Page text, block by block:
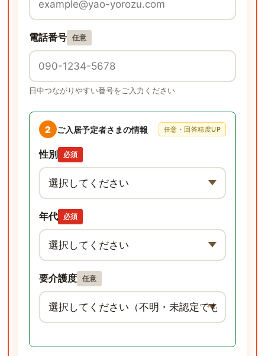
電話番号 任意
日中つながりやすい番号をご入力ください
2 ご入居予定者さまの情報 任意・回答精度UP
性別 必須
年代 必須
要介護度 任意